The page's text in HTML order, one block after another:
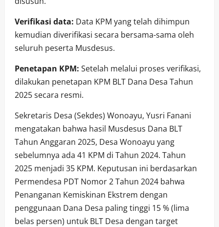
Verifikasi data: Data KPM yang telah dihimpun
kemudian diverifikasi secara bersama-sama oleh
seluruh peserta Musdesus.
Penetapan KPM: Setelah melalui proses verifikasi,
dilakukan penetapan KPM BLT Dana Desa Tahun
2025 secara resmi.
Sekretaris Desa (Sekdes) Wonoayu, Yusri Fanani
mengatakan bahwa hasil Musdesus Dana BLT
Tahun Anggaran 2025, Desa Wonoayu yang
sebelumnya ada 41 KPM di Tahun 2024. Tahun
2025 menjadi 35 KPM. Keputusan ini berdasarkan
Permendesa PDT Nomor 2 Tahun 2024 bahwa
Penanganan Kemiskinan Ekstrem dengan
penggunaan Dana Desa paling tinggi 15 % (lima
belas persen) untuk BLT Desa dengan target